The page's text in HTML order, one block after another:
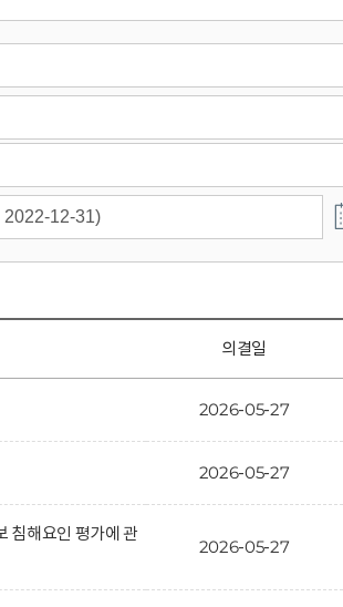
의결일
2026-05-27
2026-05-27
침해요인 평가에 관
2026-05-27